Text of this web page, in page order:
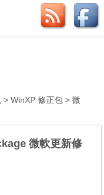
>WinXP 修正包 >微
微軟更新修